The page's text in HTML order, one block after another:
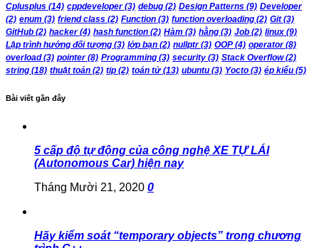
Cplusplus (14) cppdeveloper(3) debug (2) Design Patterns (9) Developer
(2) enum (3) friend class (2) Function (3) function overloading (2) Git(3)
GitHub (2) hacker(4) hash function (2) Hàm (3) hằng (3) Job (2) linux (9)
Lập trình hướng đối tượng (3) lớp bạn (2) nullptr(3) OOP (4) operator(8)
overload(3) pointer(8) Programming (3) security (3) Stack Overflow(2)
string (18) thuật toán (2) tip (2) toán tử(13) ubuntu (3) Yocto (3) ép kiểu (5)
Bài viết gần đây
5 cấp độ tự động của công nghệ XE TỰ LÁI
(Autonomous Car) hiện nay
Tháng Mười 21, 2020 0
Hãy kiểm soát “temporary objects” trong chương